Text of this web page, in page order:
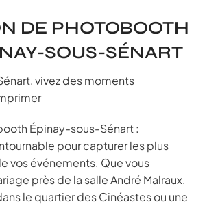
DE PHOTOBOOTH
SOUS-SÉNART
vivez des moments
Épinay-sous-Sénart :
pour capturer les plus
vos événements. Que vous
près de la salle André Malraux,
le quartier des Cinéastes ou une